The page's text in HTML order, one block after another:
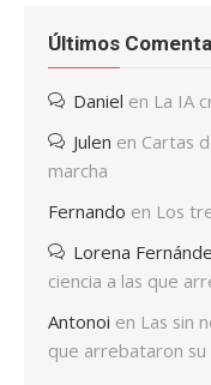
Últimos
Daniel en La IA
Julen en Cartas
marcha
Fernando en Los
Lorena
ciencia a las que
Antonoi en Las sin
que arrebataron su